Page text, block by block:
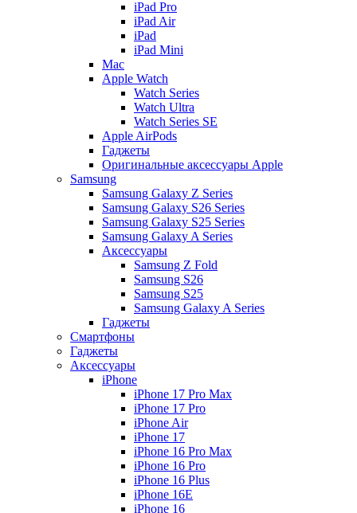
iPad Pro
iPad Air
iPad
iPad Mini
Mac
Apple Watch
Watch Series
Watch Ultra
Watch Series SE
Apple AirPods
Гаджеты
Оригинальные аксессуары Apple
Samsung
Samsung Galaxy Z Series
Samsung Galaxy S26 Series
Samsung Galaxy S25 Series
Samsung Galaxy A Series
Аксессуары
Samsung Z Fold
Samsung S26
Samsung S25
Samsung Galaxy A Series
Гаджеты
Смартфоны
Гаджеты
Аксессуары
iPhone
iPhone 17 Pro Max
iPhone 17 Pro
iPhone Air
iPhone 17
iPhone 16 Pro Max
iPhone 16 Pro
iPhone 16 Plus
iPhone 16E
iPhone 16